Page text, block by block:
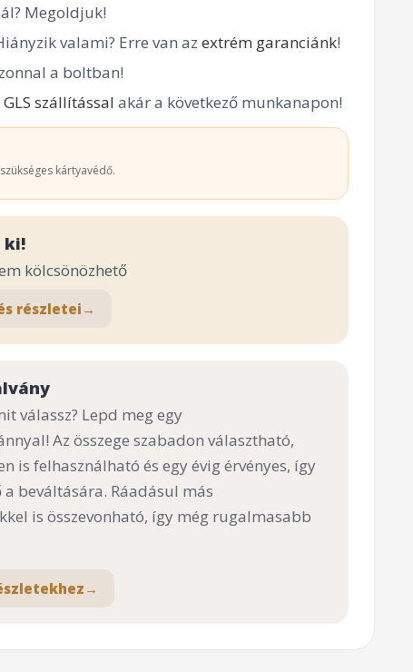
Megoldjuk!
valami? Erre van az extrém garanciánk!
a boltban!
GLS szállítással akár a következő munkanapon!
kártyavédő.
ki!
kölcsönözhető
részletei →
válassz? Lepd meg egy
Az összege szabadon választható,
is felhasználható és egy évig érvényes, így
a beváltására. Ráadásul más
is összevonható, így még rugalmasabb
→